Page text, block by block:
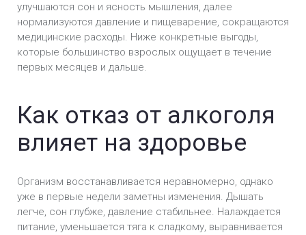
улучшаются сон и ясность мышления, далее
нормализуются давление и пищеварение, сокращаются
медицинские расходы. Ниже конкретные выгоды,
которые большинство взрослых ощущает в течение
первых месяцев и дальше.
Как отказ от алкоголя
влияет на здоровье
Организм восстанавливается неравномерно, однако
уже в первые недели заметны изменения. Дышать
легче, сон глубже, давление стабильнее. Налаждается
питание, уменьшается тяга к сладкому, выравнивается